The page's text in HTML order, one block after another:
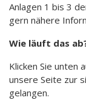
Anlagen 1 bis 3
gern nähere
Wie läuft das
Klicken Sie unten
unsere Seite zur
gelangen.